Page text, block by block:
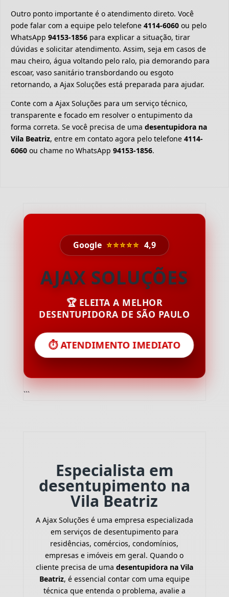
Outro ponto importante é o atendimento direto. Você
pode falar com a equipe pelo telefone 4114-6060 ou pelo
WhatsApp 94153-1856 para explicar a situação, tirar
dúvidas e solicitar atendimento. Assim, seja em casos de
mau cheiro, água voltando pelo ralo, pia demorando para
escoar, vaso sanitário transbordando ou esgoto
retornando, a Ajax Soluções está preparada para ajudar.
Conte com a Ajax Soluções para um serviço técnico,
transparente e focado em resolver o entupimento da
forma correta. Se você precisa de uma desentupidora na
Vila Beatriz, entre em contato agora pelo telefone 4114-
6060 ou chame no WhatsApp 94153-1856.
Google ⭐⭐⭐⭐⭐ 4,9
AJAX SOLUÇÕES
🏆 ELEITA A MELHOR
DESENTUPIDORA DE SÃO PAULO
⏱️ ATENDIMENTO IMEDIATO
```
Especialista em
desentupimento na
Vila Beatriz
A Ajax Soluções é uma empresa especializada
em serviços de desentupimento para
residências, comércios, condomínios,
empresas e imóveis em geral. Quando o
cliente precisa de uma desentupidora na Vila
Beatriz, é essencial contar com uma equipe
técnica que entenda o problema, avalie a